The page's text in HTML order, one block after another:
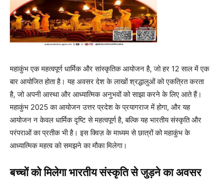
महाकुंभ एक महत्वपूर्ण धार्मिक और सांस्कृतिक आयोजन है, जो हर 12 साल में एक
बार आयोजित होता है। यह अवसर देश के लाखों श्रद्धालुओं को एकत्रित करता
है, जो अपनी आस्था और आध्यात्मिक अनुभवों को साझा करने के लिए आते हैं।
महाकुंभ 2025 का आयोजन उत्तर प्रदेश के प्रयागराज में होगा, और यह
आयोजन न केवल धार्मिक दृष्टि से महत्वपूर्ण है, बल्कि यह भारतीय संस्कृति और
परंपराओं का प्रतीक भी है। इस क्विज़ के माध्यम से छात्रों को महाकुंभ के
आध्यात्मिक महत्व को समझने का मौका मिलेगा।
बच्चों को मिलेगा भारतीय संस्कृति से जुड़ने का अवसर